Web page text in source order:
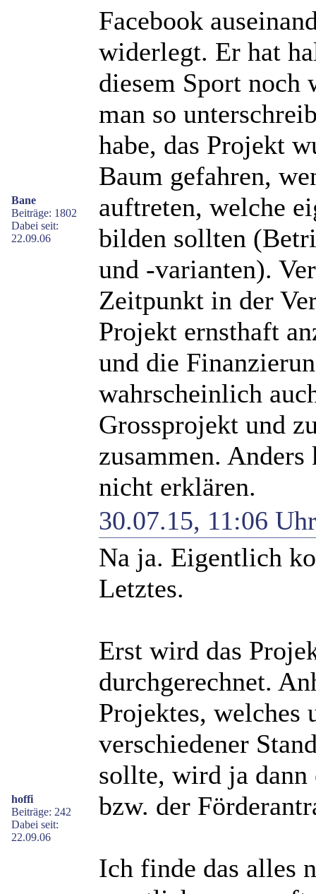
Bane
Beiträge: 1802
Dabei seit:
22.09.06
Facebook
widerlegt. Er hat
diesem Sport noch
man so
habe, das Projekt
Baum gefahren,
auftreten, welche
bilden sollten
und -varianten).
Zeitpunkt in der
Projekt ernsthaft
und die
wahrscheinlich
Grossprojekt und
zusammen.
nicht erklären.
hoffi
Beiträge: 242
Dabei seit:
22.09.06
30.07.15, 11:06
Na ja. Eigentlich
Letztes.
Erst wird das
durchgerechnet.
Projektes, welches
verschiedener
sollte, wird ja
bzw. der
Ich finde das alles